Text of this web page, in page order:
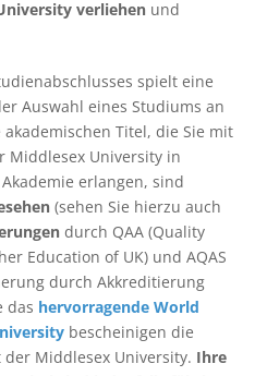
verliehen und
spielt eine
Auswahl eines Studiums an
Titel, die Sie mit
Middlesex University in
erlangen, sind
(sehen Sie hierzu auch
durch QAA (Quality
Education of UK) und AQAS
durch Akkreditierung
das hervorragende World
bescheinigen die
Middlesex University. Ihre